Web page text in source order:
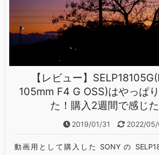
【レビュー】
105mm F4 G OSS)はやっぱ
た！購入2週間で感じ
2019/01/31 2022/
動画用として購入した SONY の